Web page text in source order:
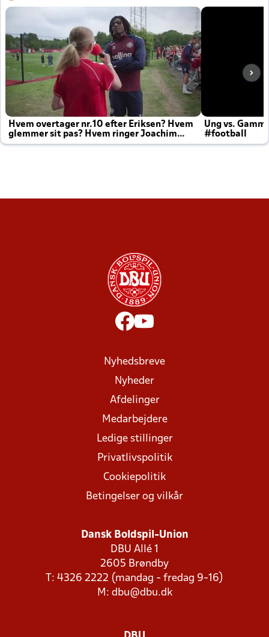
Hvem overtager nr.10 efter Eriksen? Hvem
glemmer sit pas? Hvem ringer Joachim
altid til efter kampe?
Ung vs.
#football
Nyhedsbreve
Nyheder
Afdelinger
Medarbejdere
Ledige stillinger
Privatlivspolitik
Cookiepolitik
Betingelser og vilkår
Dansk Boldspil-Union
DBU Allé 1
2605 Brøndby
T: 4326 2222 (mandag - fredag 9-16)
M: dbu@dbu.dk